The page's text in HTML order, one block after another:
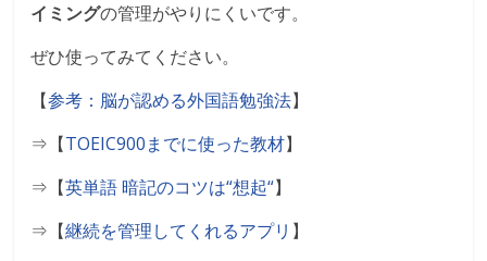
イミングの管理がやりにくいです。
ぜひ使ってみてください。
【参考：脳が認める外国語勉強法】
⇒【TOEIC900までに使った教材】
⇒【英単語 暗記のコツは“想起“】
⇒【継続を管理してくれるアプリ 】